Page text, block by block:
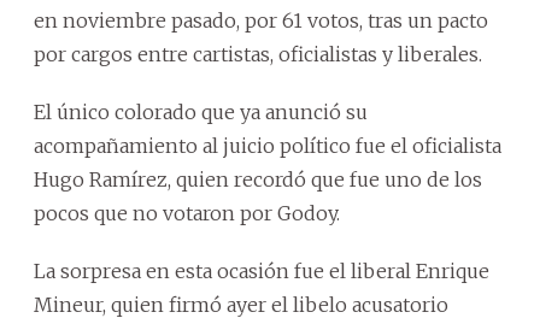
en noviembre pasado, por 61 votos, tras un pacto
por cargos entre cartistas, oficialistas y liberales.
El único colorado que ya anunció su
acompañamiento al juicio político fue el oficialista
Hugo Ramírez, quien recordó que fue uno de los
pocos que no votaron por Godoy.
La sorpresa en esta ocasión fue el liberal Enrique
Mineur, quien firmó ayer el libelo acusatorio